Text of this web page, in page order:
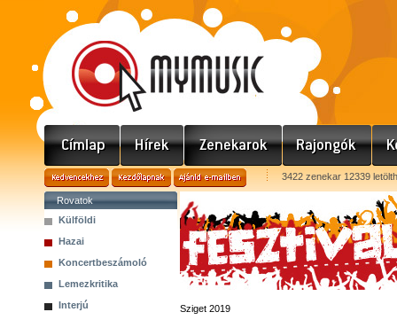
3422 zenekar 12339
Rovatok
Külföldi
Hazai
Koncertbeszámoló
Lemezkritika
Interjú
Sziget 2019